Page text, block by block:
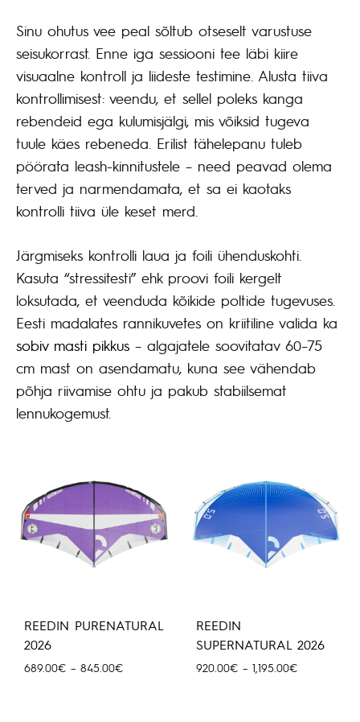
Sinu ohutus vee peal sõltub otseselt varustuse
seisukorrast. Enne iga sessiooni tee läbi kiire
visuaalne kontroll ja liideste testimine. Alusta tiiva
kontrollimisest: veendu, et sellel poleks kanga
rebendeid ega kulumisjälgi, mis võiksid tugeva
tuule käes rebeneda. Erilist tähelepanu tuleb
pöörata leash-kinnitustele – need peavad olema
terved ja narmendamata, et sa ei kaotaks
kontrolli tiiva üle keset merd.
Järgmiseks kontrolli laua ja foili ühenduskohti.
Kasuta “stressitesti” ehk proovi foili kergelt
loksutada, et veenduda kõikide poltide tugevuses.
Eesti madalates rannikuvetes on kriitiline valida ka
sobiv masti pikkus – algajatele soovitatav 60–75
cm mast on asendamatu, kuna see vähendab
põhja riivamise ohtu ja pakub stabiilsemat
lennukogemust.
REEDIN PURENATURAL
2026
689.00€ – 845.00€Hinnavahemik:
REEDIN
SUPERNATURAL 2026
920.00€ – 1,195.00€